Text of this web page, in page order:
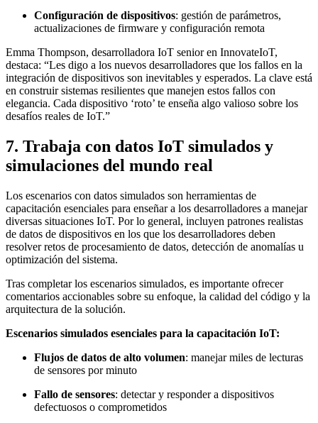
Configuración de dispositivos: gestión de parámetros,
actualizaciones de firmware y configuración remota
Emma Thompson, desarrolladora IoT senior en InnovateIoT,
destaca: “Les digo a los nuevos desarrolladores que los fallos en la
integración de dispositivos son inevitables y esperados. La clave está
en construir sistemas resilientes que manejen estos fallos con
elegancia. Cada dispositivo ‘roto’ te enseña algo valioso sobre los
desafíos reales de IoT.”
7. Trabaja con datos IoT simulados y
simulaciones del mundo real
Los escenarios con datos simulados son herramientas de
capacitación esenciales para enseñar a los desarrolladores a manejar
diversas situaciones IoT. Por lo general, incluyen patrones realistas
de datos de dispositivos en los que los desarrolladores deben
resolver retos de procesamiento de datos, detección de anomalías u
optimización del sistema.
Tras completar los escenarios simulados, es importante ofrecer
comentarios accionables sobre su enfoque, la calidad del código y la
arquitectura de la solución.
Escenarios simulados esenciales para la capacitación IoT:
Flujos de datos de alto volumen: manejar miles de lecturas
de sensores por minuto
Fallo de sensores: detectar y responder a dispositivos
defectuosos o comprometidos